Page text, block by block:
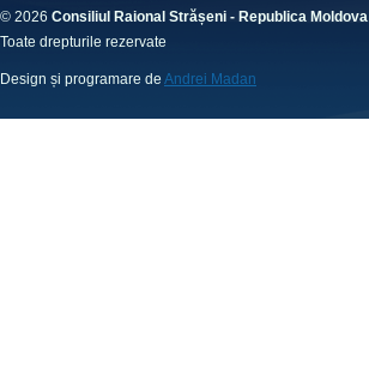
© 2026 Consiliul Raional Strășeni - Republica Moldova
Toate drepturile rezervate
Design și programare de Andrei Madan